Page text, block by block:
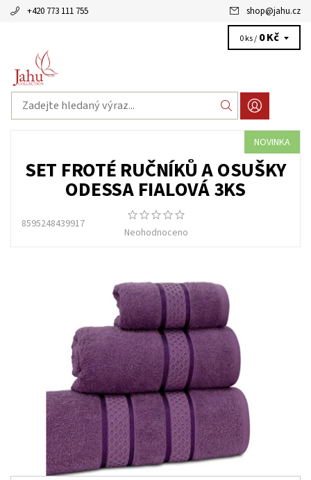
+420 773 111 755 shop@jahu.cz
0 ks / 0 Kč
NOVINKA
SET FROTÉ RUČNÍKŮ A OSUŠKY
ODESSA FIALOVÁ 3KS
8595248439917
Neohodnoceno